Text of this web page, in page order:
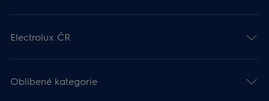
Electrolux ČR
Oblíbené kategorie